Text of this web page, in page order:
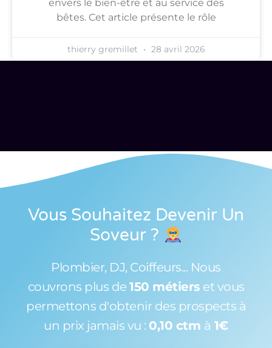
envers le bien-être et au service des
bêtes. Cet article présente le rôle
thierry gremillet 28 avril 2026
Vous Souhaitez Devenir Un
Soveur ?
Plombier, DJ, Coiffeurs... Nous
couvrons plus de 150 métiers et vous
permettons d'obtenir des prospects à
un prix jamais vu : 0,10 ctm à 1€